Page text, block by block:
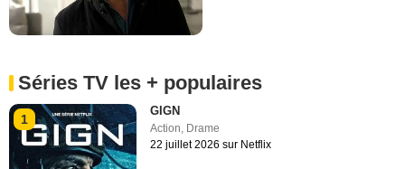
Séries TV les + populaires
1
GIGN
Action Drame
22 juillet 2026 sur Netflix